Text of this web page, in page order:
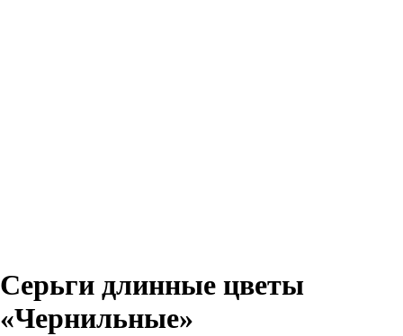
Серьги длинные цветы
«Чернильные»